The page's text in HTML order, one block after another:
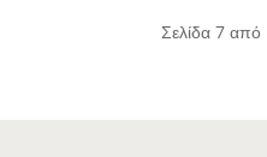
Σελίδα 7 από